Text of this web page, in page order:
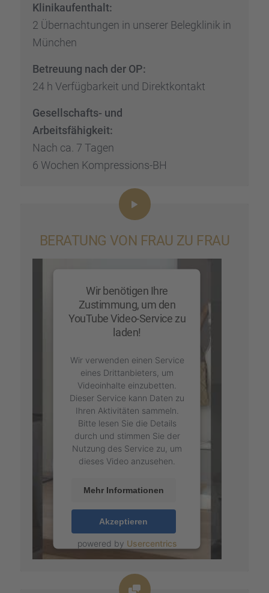
Klinik­auf­ent­halt:
2 Übernach­tun­gen in unserer Beleg­kli­nik in
München
Betreu­ung nach der OP:
24 h Verfüg­bar­keit und Direkt­kon­takt
Gesell­schafts- und
Arbeits­fä­hig­keit:
Nach ca. 7 Tagen
6 Wochen Kompres­si­ons-BH
BERATUNG VON FRAU ZU FRAU
Wir benötigen Ihre
Zustimmung, um den
YouTube Video-Service zu
laden!
Wir verwenden einen Service
eines Drittanbieters, um
Videoinhalte einzubetten.
Dieser Service kann Daten zu
Ihren Aktivitäten sammeln.
Bitte lesen Sie die Details
durch und stimmen Sie der
Nutzung des Service zu, um
dieses Video anzusehen.
Mehr Informationen
Akzeptieren
powered by Usercentrics
Consent Management